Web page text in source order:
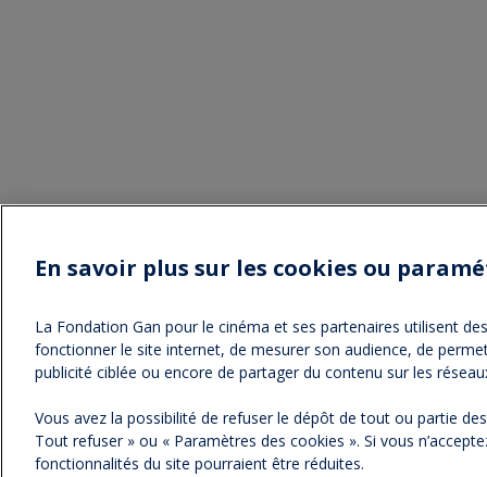
NOS NEWSLETTERS
En savoir plus sur les cookies ou
La Fondation Gan pour le cinéma et ses partenaires utilisent
fonctionner le site internet, de mesurer son audience, de
publicité ciblée ou encore de partager du contenu sur les
Vous avez la possibilité de refuser le dépôt de tout ou partie
Tout refuser » ou « Paramètres des cookies ». Si vous
fonctionnalités du site pourraient être réduites.